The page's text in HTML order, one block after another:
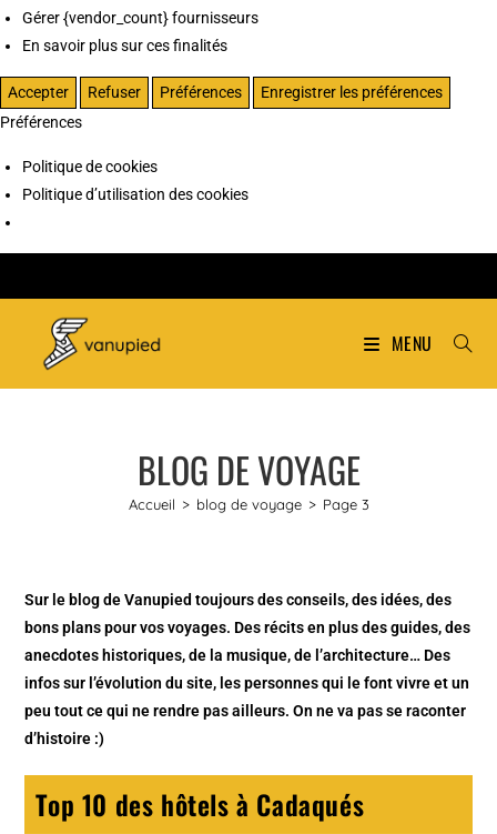
Gérer {vendor_count} fournisseurs
En savoir plus sur ces finalités
Accepter Refuser Préférences
Enregistrer les préférences
Préférences
Politique de cookies
Politique d’utilisation des cookies
MENU
BLOG DE VOYAGE
Accueil > blog de voyage > Page 3
Sur le blog de Vanupied toujours des conseils, des idées, des
bons plans pour vos voyages. Des récits en plus des guides, des
anecdotes historiques, de la musique, de l’architecture… Des
infos sur l’évolution du site, les personnes qui le font vivre et un
peu tout ce qui ne rendre pas ailleurs. On ne va pas se raconter
d’histoire :)
Top 10 des hôtels à Cadaqués